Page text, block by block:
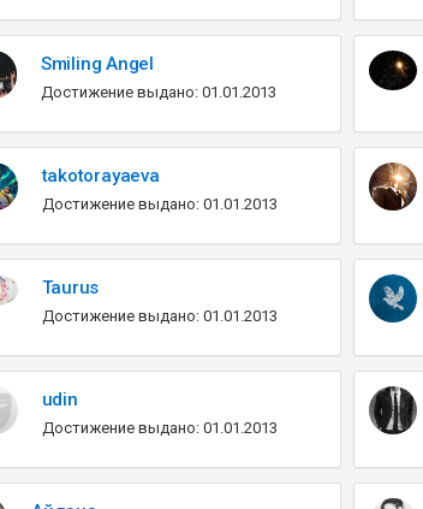
Smiling Angel
Достижение выдано: 01.01.2013
takotorayaeva
Достижение выдано: 01.01.2013
Taurus
Достижение выдано: 01.01.2013
udin
Достижение выдано: 01.01.2013